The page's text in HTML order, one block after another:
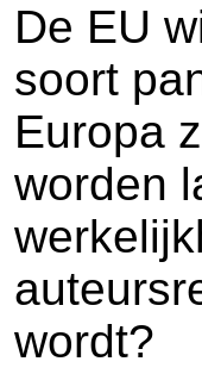
De EU
soort
Europa
worden
wordt?